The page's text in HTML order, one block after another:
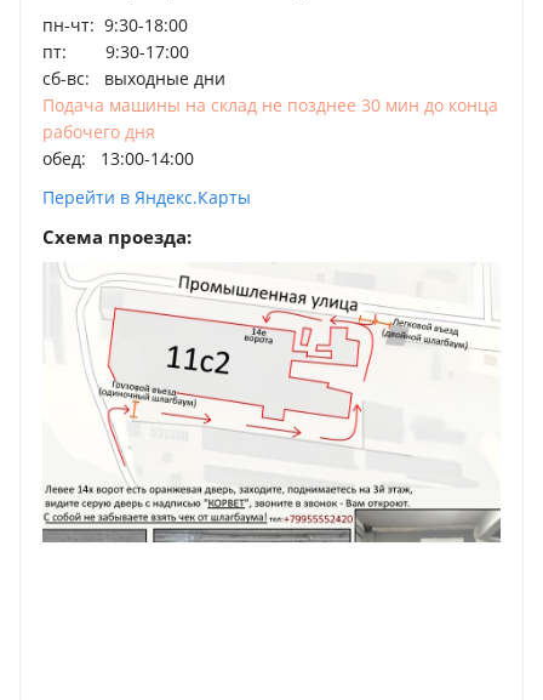
пн-чт: 9:30-18:00
пт: 9:30-17:00
сб-вс: выходные дни
Подача машины на склад не позднее 30 мин до конца
рабочего дня
обед: 13:00-14:00
Перейти в Яндекс.Карты
Схема проезда: